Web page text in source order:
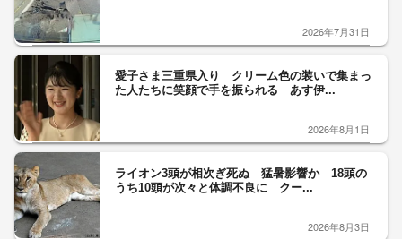
2026年7月31日
愛子さま三重県入り クリーム色の装いで集まっ
た人たちに笑顔で手を振られる あす伊...
2026年8月1日
ライオン3頭が相次ぎ死ぬ 猛暑影響か 18頭の
うち10頭が次々と体調不良に クー...
2026年8月3日